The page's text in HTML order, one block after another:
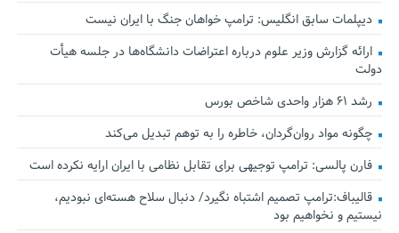
دیپلمات سابق انگلیس:‌ ترامپ خواهان جنگ با ایران نیست
ارائه گزارش وزیر علوم درباره اعتراضات دانشگاه‌ها در جلسه هیأت
دولت
رشد ۶۱ هزار واحدی شاخص بورس
چگونه مواد روان‌گردان، خاطره را به توهم تبدیل می‌کند
فارن پالسی: ترامپ توجیهی برای تقابل نظامی با ایران ارایه نکرده است
قالیباف:ترامپ تصمیم اشتباه نگیرد/ دنبال سلاح هسته‌ای نبودیم،
نیستیم و نخواهیم بود